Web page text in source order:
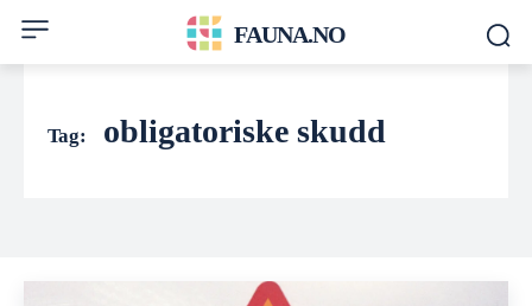
FAUNA.NO
Tag: obligatoriske skudd